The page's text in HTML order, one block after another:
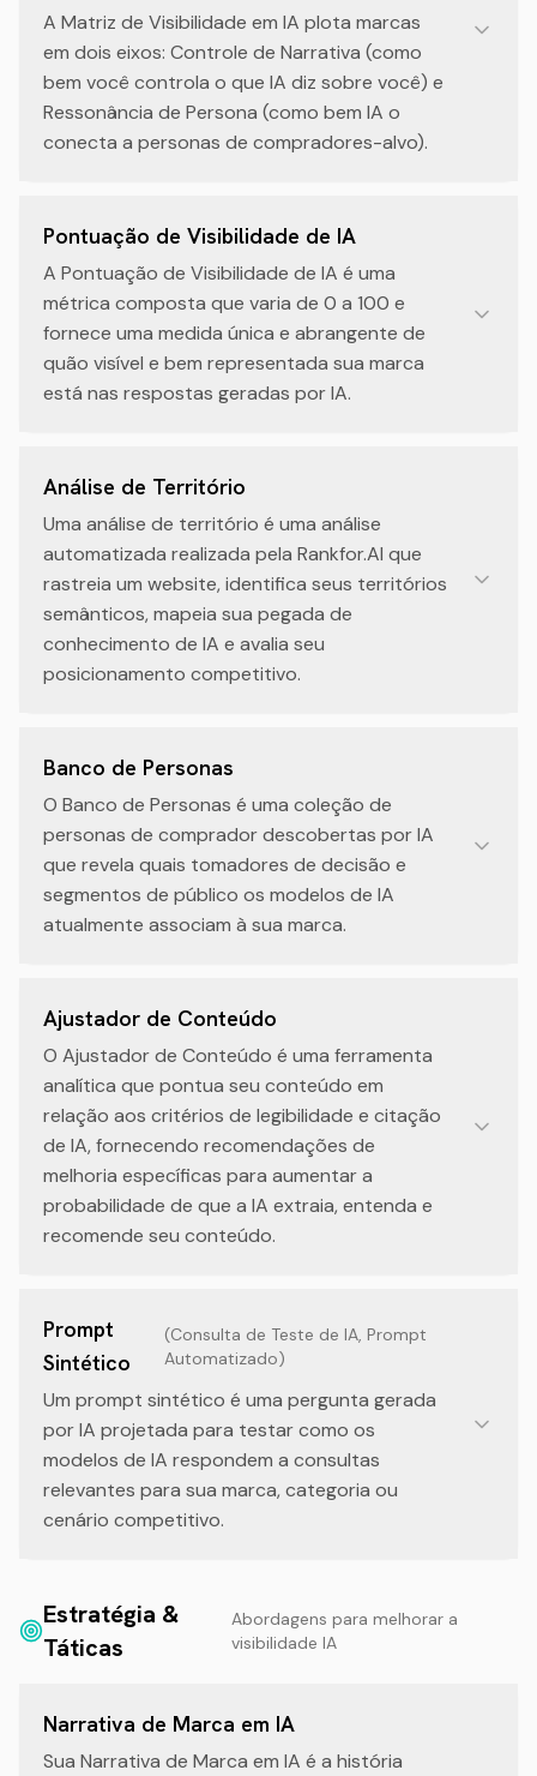
A Matriz de Visibilidade em IA plota marcas
em dois eixos: Controle de Narrativa (como
bem você controla o que IA diz sobre você) e
Ressonância de Persona (como bem IA o
conecta a personas de compradores-alvo).
Pontuação de Visibilidade de IA
A Pontuação de Visibilidade de IA é uma
métrica composta que varia de 0 a 100 e
fornece uma medida única e abrangente de
quão visível e bem representada sua marca
está nas respostas geradas por IA.
Análise de Território
Uma análise de território é uma análise
automatizada realizada pela Rankfor.AI que
rastreia um website, identifica seus territórios
semânticos, mapeia sua pegada de
conhecimento de IA e avalia seu
posicionamento competitivo.
Banco de Personas
O Banco de Personas é uma coleção de
personas de comprador descobertas por IA
que revela quais tomadores de decisão e
segmentos de público os modelos de IA
atualmente associam à sua marca.
Ajustador de Conteúdo
O Ajustador de Conteúdo é uma ferramenta
analítica que pontua seu conteúdo em
relação aos critérios de legibilidade e citação
de IA, fornecendo recomendações de
melhoria específicas para aumentar a
probabilidade de que a IA extraia, entenda e
recomende seu conteúdo.
Prompt
Sintético
(Consulta de Teste de IA, Prompt
Automatizado)
Um prompt sintético é uma pergunta gerada
por IA projetada para testar como os
modelos de IA respondem a consultas
relevantes para sua marca, categoria ou
cenário competitivo.
Estratégia &
Táticas
Abordagens para melhorar a
visibilidade IA
Narrativa de Marca em IA
Sua Narrativa de Marca em IA é a história